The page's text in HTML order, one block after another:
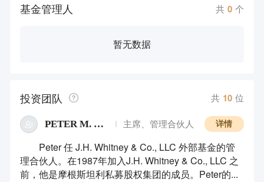
基金管理人 共 0 个
暂无数据
投资团队 共 10 位
PETER M. CASTLEMAN 主席、管理合伙人
Peter 任 J.H. Whitney & Co., LLC 外部基金的管
理合伙人。在1987年加入J.H. Whitney & Co., LLC 之
前，他是摩根斯坦利私募股权集团的成员。Peter的...
详情